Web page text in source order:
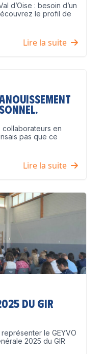
d’Oise : besoin d’un
le profil de
Lire la suite
collaborateurs en
pas que ce
Lire la suite
du GIR
le GEYVO
2025 du GIR